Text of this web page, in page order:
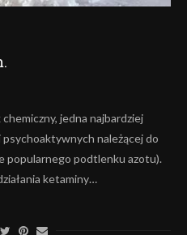
jedna najbardziej
należącej do
popularnego podtlenku azotu).
ketaminy…